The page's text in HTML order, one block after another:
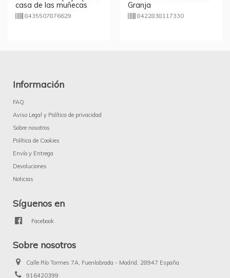
casa de las muñecas
Gabby 600ml
8435507876629
Granja
8422838117330
Información
FAQ
Aviso Legal y Política de privacidad
Sobre nosotros
Política de Cookies
Envío y Entrega
Devoluciones
Noticias
Síguenos en
Facebook
Sobre nosotros
Calle Río Tormes 7A, Fuenlabrada - Madrid, 28947 España
916420399